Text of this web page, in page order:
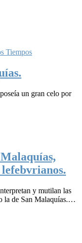
Tiempos
un gran celo por
y mutilan las
la de San Malaquías.…